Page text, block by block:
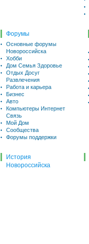
Форумы
Основные форумы
Новороссийска
Хобби
Дом Семья Здоровье
Отдых Досуг
Развлечения
Работа и карьера
Бизнес
Авто
Компьютеры Интернет
Связь
Мой Дом
Сообщества
Форумы поддержки
История
Новороссийска